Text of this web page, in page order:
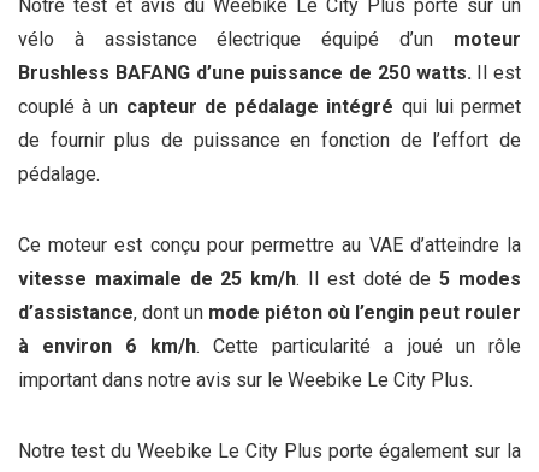
Notre test et avis du Weebike Le City Plus porte sur un
vélo à assistance électrique équipé d’un moteur
Brushless BAFANG d’une puissance de 250 watts.Il est
couplé à un capteur de pédalage intégré qui lui permet
de fournir plus de puissance en fonction de l’effort de
pédalage.
Ce moteur est conçu pour permettre au VAE d’atteindre la
vitesse maximale de 25 km/h. Il est doté de5 modes
d’assistance, dont un mode piéton où l’engin peut rouler
à environ 6 km/h. Cette particularité a joué un rôle
important dans notre avis sur le Weebike Le City Plus.
Notre test du Weebike Le City Plus porte également sur la